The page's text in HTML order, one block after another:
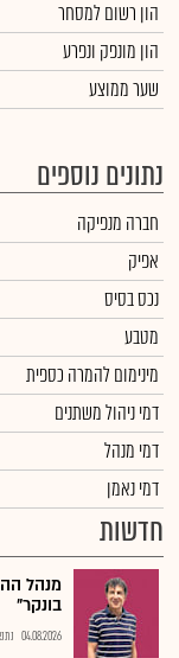
הון רשום למסחר
הון מונפק ונפרע
שער ממוצע
נתונים נוספים
חברה מנפיקה
אפיק
נכס בסיס
מטבע
מינימום להמרה כספית
דמי ניהול משתנים
דמי מנהל
דמי נאמן
חדשות
מנהל
בונקר"
04.08.2026